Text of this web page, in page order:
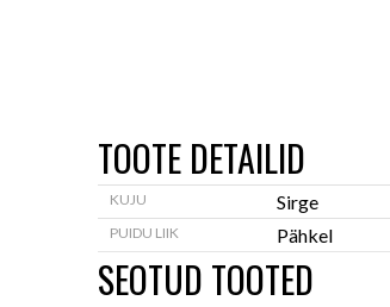
TOOTE DETAILID
KUJU Sirge
PUIDU LIIK Pähkel
SEOTUD TOOTED